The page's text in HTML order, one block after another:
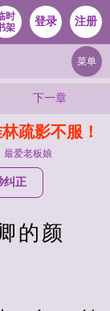
时
架
登录 注册
菜单
下一章
疏影不服！
最爱老板娘
纠正